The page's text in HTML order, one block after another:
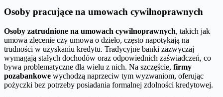
Osoby pracujące na umowach cywilnoprawnych
Osoby zatrudnione na umowach cywilnoprawnych, takich jak
umowa zlecenie czy umowa o dzieło, często napotykają na
trudności w uzyskaniu kredytu. Tradycyjne banki zazwyczaj
wymagają stałych dochodów oraz odpowiednich zaświadczeń, co
bywa problematyczne dla wielu z nich. Na szczęście, firmy
pozabankowe wychodzą naprzeciw tym wyzwaniom, oferując
pożyczki bez potrzeby posiadania formalnej zdolności kredytowej.